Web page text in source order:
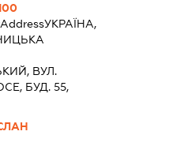
УКРАЇНА,
ВУЛ.
БУД. 55,